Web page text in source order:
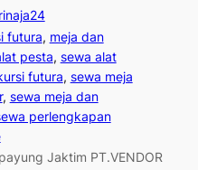
futura, meja dan
pesta, sewa alat
futura, sewa meja
, sewa meja dan
perlengkapan
Jaktim PT.VENDOR